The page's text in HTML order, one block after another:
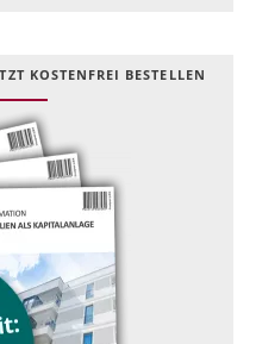
KOSTEN­FREI BESTELLEN